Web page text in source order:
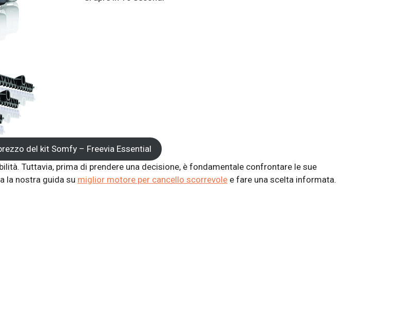
del kit Somfy – Freevia Essential
Tuttavia, prima di prendere una decisione, è fondamentale confrontare le sue
la nostra guida su miglior motore per cancello scorrevole e fare una scelta informata.